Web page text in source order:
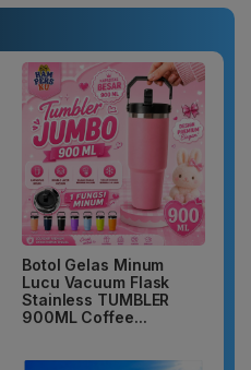
Botol Gelas Minum
Lucu Vacuum Flask
Stainless TUMBLER
900ML Coffee...